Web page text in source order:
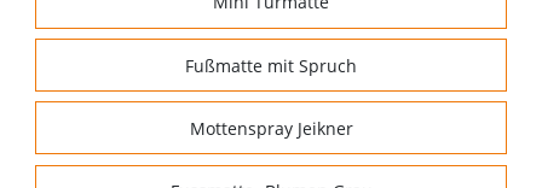
Fußmatte mit Spruch
Mottenspray Jeikner